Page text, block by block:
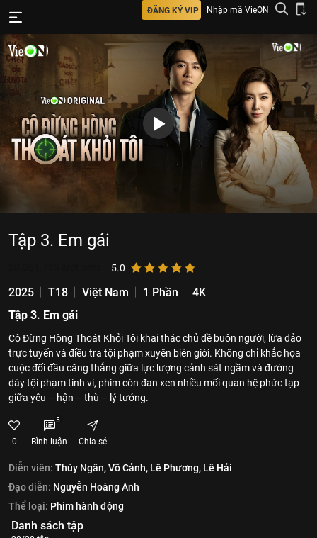
ĐĂNG KÝ VIP Nhập mã VieON
Tập 3. Em gái
5.0
2025 T18 Việt Nam 1 Phần
4K
Tập 3. Em gái
Cô Đừng Hòng Thoát Khỏi Tôi khai thác chủ đề buôn người, lừa đảo
trực tuyến và điều tra tội phạm xuyên biên giới. Không chỉ khắc họa
cuộc đối đầu căng thẳng giữa lực lượng cảnh sát ngầm và đường
dây tội phạm tinh vi, phim còn đan xen nhiều mối quan hệ phức tạp
giữa yêu – hận – thù – lý tưởng.
0
5
Bình luận Chia sẻ
Diễn viên: Thúy Ngân,Võ Cảnh, Lê Phương, Lê Hải
Đạo diễn: Nguyễn Hoàng Anh
Thể loại: Phim hành động
Danh sách tập